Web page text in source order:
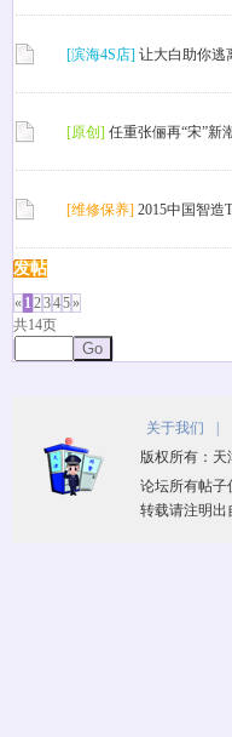
[滨海4S店] 让大白助你逃
[原创] 任重张俪再“宋”新
[维修保养] 2015中国智造
发帖
« 12345»
共14页
Go
关于我们
版权所有：天
论坛所有帖子
转载请注明出